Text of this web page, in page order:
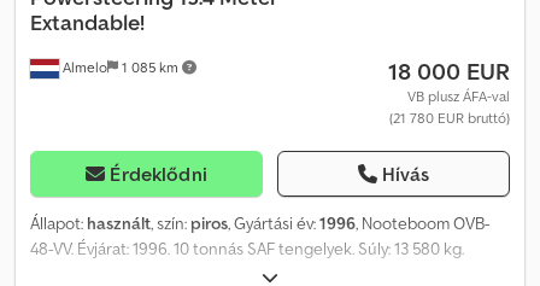
Almelo 1 085 km
Extandable!
18 000 EUR
VB plusz ÁFA-val
(21 780 EUR bruttó)
Érdeklődni Hívás
Állapot: használt, szín: piros, Gyártási év:1996, Nooteboom OVB-
48-VV. Évjárat: 1996. 10 tonnás SAF tengelyek. Súly: 13 580 kg.
Teherbírás: 34 420 kg. Maximális össztömeg: 18 000 kg. Vonófej